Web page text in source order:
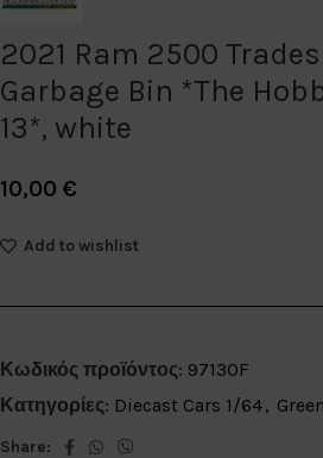
2021 Ram 2500
Garbage Bin *The
13*, white
10,00 €
Add to wishlist
Κωδικός προϊόντος: 97130F
Κατηγορίες: Diecast Cars 1/64,
Share: